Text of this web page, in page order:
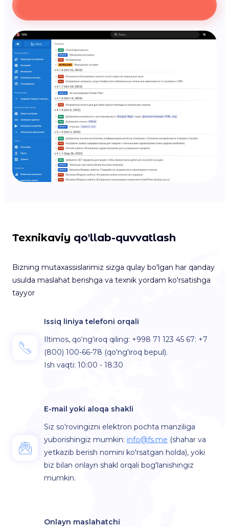
Texnikaviy qo'llab-quvvatlash
Bizning mutaxassislarimiz sizga qulay bo'lgan har qanday
usulda maslahat berishga va texnik yordam ko'rsatishga
tayyor
Issiq liniya telefoni orqali
Iltimos, qo‘ng‘iroq qiling: +998 71 123 45 67: +7
(800) 100-66-78 (qo'ng'iroq bepul).
Ish vaqti: 10:00 - 18:30
E-mail yoki aloqa shakli
Siz so'rovingizni elektron pochta manziliga
yuborishingiz mumkin: info@fs.me (shahar va
yetkazib berish nomini ko'rsatgan holda), yoki
biz bilan onlayn shakl orqali bog'lanishingiz
mumkin.
Onlayn maslahatchi